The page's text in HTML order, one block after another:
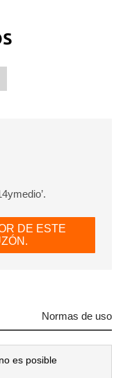
primero has de
DE ESTE
Normas de uso
es posible